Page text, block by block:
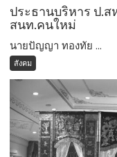
ประธานบริหาร ป.
สนท.คนใหม่
นายปัญญา ทองทัย ...
สังคม